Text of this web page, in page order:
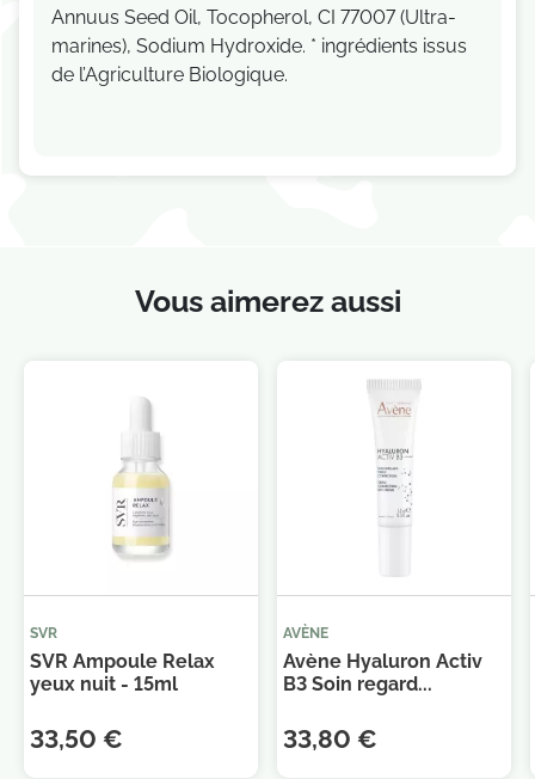
Annuus Seed Oil, Tocopherol, CI 77007 (Ultra-
marines), Sodium Hydroxide. * ingrédients issus
de l’Agriculture Biologique.
Vous aimerez aussi
SVR
SVR Ampoule Relax
yeux nuit - 15ml
33,50 €
AVÈNE
Avène Hyaluron Activ
B3 Soin regard...
33,80 €
Je consens également à recevoir les offres